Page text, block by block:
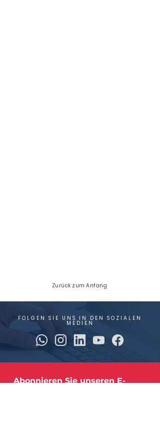
Zurück zum Anfang
FOLGEN SIE UNS IN DEN SOZIALEN
MEDIEN
Abonnieren Sie unseren E-